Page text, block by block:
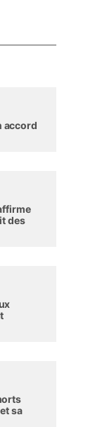
accord
des
sa